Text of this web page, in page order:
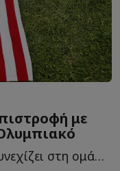
με
Έρχεται από τη Σάντος και συνεχίζει στη ομάδα του Πειραιά μ...